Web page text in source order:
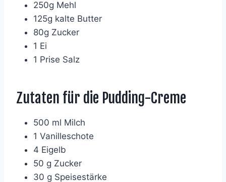
250g Mehl
125g kalte Butter
80g Zucker
1 Ei
1 Prise Salz
Zutaten für die Pudding-Creme
500 ml Milch
1 Vanilleschote
4 Eigelb
50 g Zucker
30 g Speisestärke